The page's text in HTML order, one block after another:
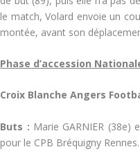
le match, Volard envoie un
montée, avant son
Phase d’accession
Croix Blanche Angers
Buts : Marie GARNIER (38e)
pour le CPB Bréquigny Rennes.